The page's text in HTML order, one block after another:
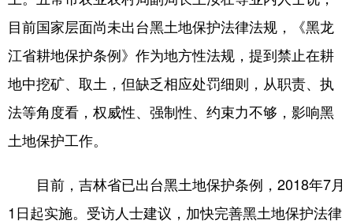
目前国家层面尚未出台黑土地保护法律法规，《黑龙
江省耕地保护条例》作为地方性法规，提到禁止在耕
地中挖矿、取土，但缺乏相应处罚细则，从职责、执
法等角度看，权威性、强制性、约束力不够，影响黑
土地保护工作。
目前，吉林省已出台黑土地保护条例，2018年7月
1日起实施。受访人士建议，加快完善黑土地保护法律